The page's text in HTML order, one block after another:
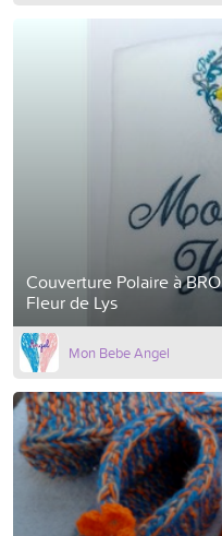
Couverture Polaire à
Fleur de Lys
Mon Bebe Angel